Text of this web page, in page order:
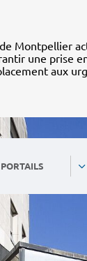
Montpellier
une prise
aux